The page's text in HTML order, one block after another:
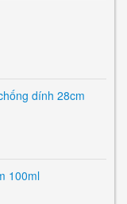
dính 28cm
100ml